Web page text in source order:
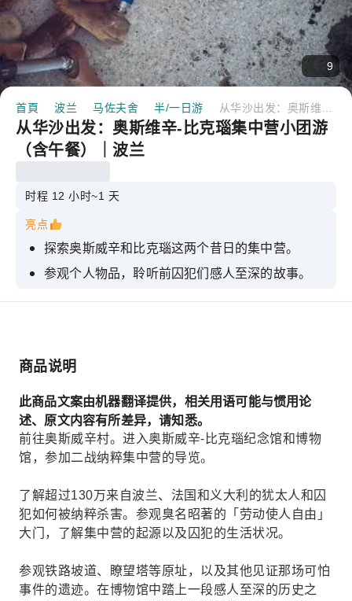
9
首頁 波兰 马佐夫舍 半/一日游
从华沙出发：奥斯维辛-比克瑙集中营小团游
（含午餐）｜波兰
时程 12 小时~1 天
亮点
探索奥斯威辛和比克瑙这两个昔日的集中营。
参观个人物品，聆听前囚犯们感人至深的故事。
在当地餐厅享用午餐
商品说明
此商品文案由机器翻译提供，相关用语可能与惯用论
述、原文内容有所差异，请知悉。
前往奥斯威辛村。进入奥斯威辛-比克瑙纪念馆和博物
馆，参加二战纳粹集中营的导览。
了解超过130万来自波兰、法国和义大利的犹太人和囚
犯如何被纳粹杀害。参观臭名昭著的「劳动使人自由」
大门，了解集中营的起源以及囚犯的生活状况。
参观铁路坡道、瞭望塔等原址，以及其他见证那场可怕
事件的遗迹。在博物馆中踏上一段感人至深的历史之